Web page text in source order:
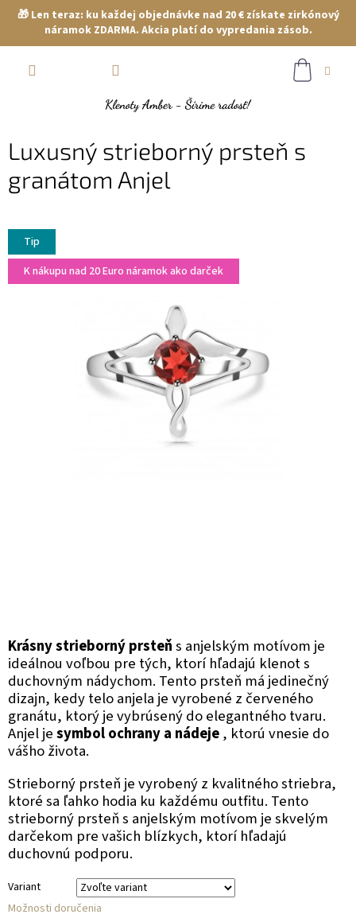
🎁 Len teraz: ku každej objednávke nad 20 € získate zirkónový
náramok ZDARMA. Akcia platí do vypredania zásob.
Luxusný strieborný prsteň s
granátom Anjel
Tip
K nákupu nad 20 Euro náramok ako darček
Variant
Možnosti doručenia
Krásny strieborný prsteňs anjelským motívom je
ideálnou voľbou pre tých, ktorí hľadajú klenot s
duchovným nádychom. Tento prsteň má jedinečný
dizajn, kedy telo anjela je vyrobené z červeného
granátu, ktorý je vybrúsený do elegantného tvaru.
Anjel jesymbol ochrany a nádeje, ktorú vnesie do
vášho života.
Strieborný prsteň je vyrobený z kvalitného striebra,
ktoré sa ľahko hodia ku každému outfitu. Tento
strieborný prsteň s anjelským motívom je skvelým
darčekom pre vašich blízkych, ktorí hľadajú
duchovnú podporu.